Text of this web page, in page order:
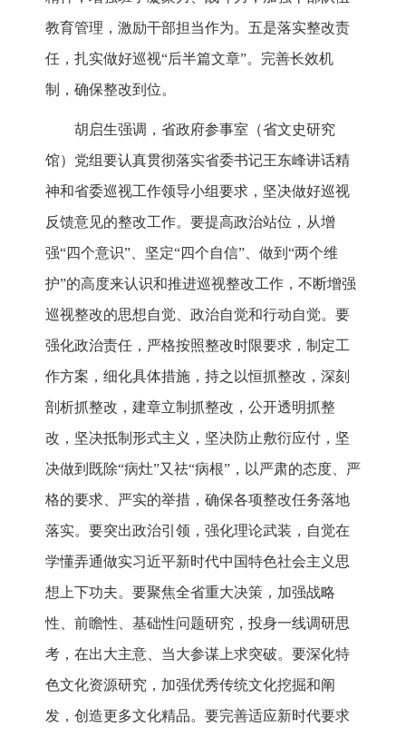
教育管理，激励干部担当作为。五是落实整改责
任，扎实做好巡视“后半篇文章”。完善长效机
制，确保整改到位。
胡启生强调，省政府参事室（省文史研究
馆）党组要认真贯彻落实省委书记王东峰讲话精
神和省委巡视工作领导小组要求，坚决做好巡视
反馈意见的整改工作。要提高政治站位，从增
强“四个意识”、坚定“四个自信”、做到“两个维
护”的高度来认识和推进巡视整改工作，不断增强
巡视整改的思想自觉、政治自觉和行动自觉。要
强化政治责任，严格按照整改时限要求，制定工
作方案，细化具体措施，持之以恒抓整改，深刻
剖析抓整改，建章立制抓整改，公开透明抓整
改，坚决抵制形式主义，坚决防止敷衍应付，坚
决做到既除“病灶”又祛“病根”，以严肃的态度、严
格的要求、严实的举措，确保各项整改任务落地
落实。要突出政治引领，强化理论武装，自觉在
学懂弄通做实习近平新时代中国特色社会主义思
想上下功夫。要聚焦全省重大决策，加强战略
性、前瞻性、基础性问题研究，投身一线调研思
考，在出大主意、当大参谋上求突破。要深化特
色文化资源研究，加强优秀传统文化挖掘和阐
发，创造更多文化精品。要完善适应新时代要求